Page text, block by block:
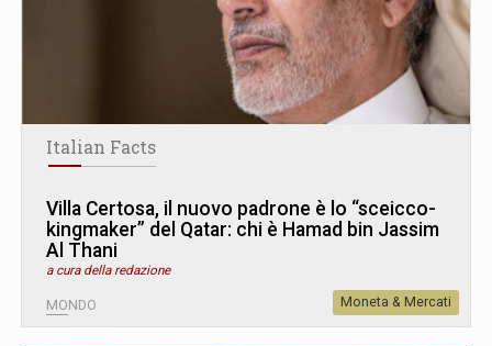
Italian Facts
Villa Certosa, il nuovo padrone è lo “sceicco-
kingmaker” del Qatar: chi è Hamad bin Jassim
Al Thani
a cura della redazione
MONDO Moneta & Mercati